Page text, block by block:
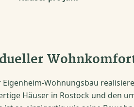
Eigenheim-Wohnungsbau
Häuser in Rostock und den